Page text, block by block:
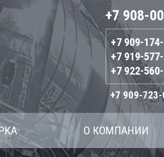
+7 908-
+7 909-
+7 919-
+7 922-
+7 909-
О КОМПАНИИ